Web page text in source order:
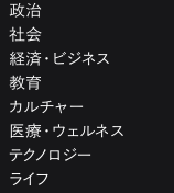
政治
社会
経済・ビジネス
教育
カルチャー
医療・ウェルネス
テクノロジー
ライフ